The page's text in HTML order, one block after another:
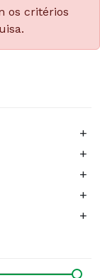
os critérios
+
+
+
+
+